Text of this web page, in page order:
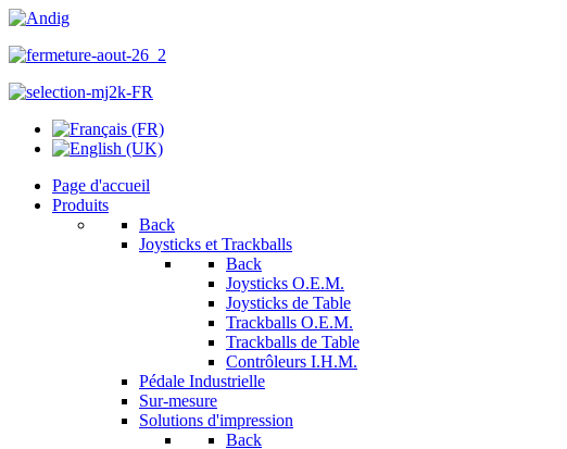
Page d'accueil
Produits
Back
Joysticks et Trackballs
Back
Joysticks O.E.M.
Joysticks de Table
Trackballs O.E.M.
Trackballs de Table
Contrôleurs I.H.M.
Pédale Industrielle
Sur-mesure
Solutions d'impression
Back